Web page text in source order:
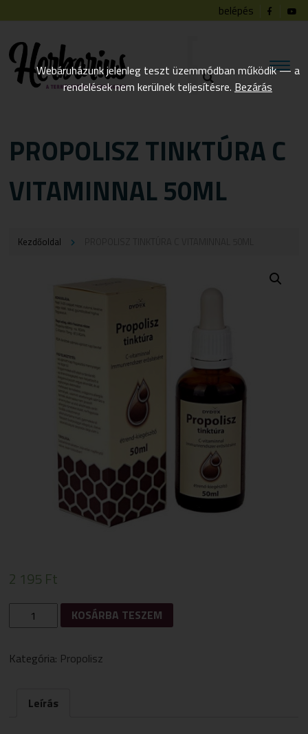
belépés
PROPOLISZ TINKTÚRA C
VITAMINNAL 50ML
Kezdőoldal
2 195 Ft
TINKTÚRA
50ML
KOSÁRBA TESZEM
Kategória: Propolisz
Leírás
Webáruházunk jelenleg teszt üzemmódban működik — a
rendelések nem kerülnek teljesítésre. Bezárás